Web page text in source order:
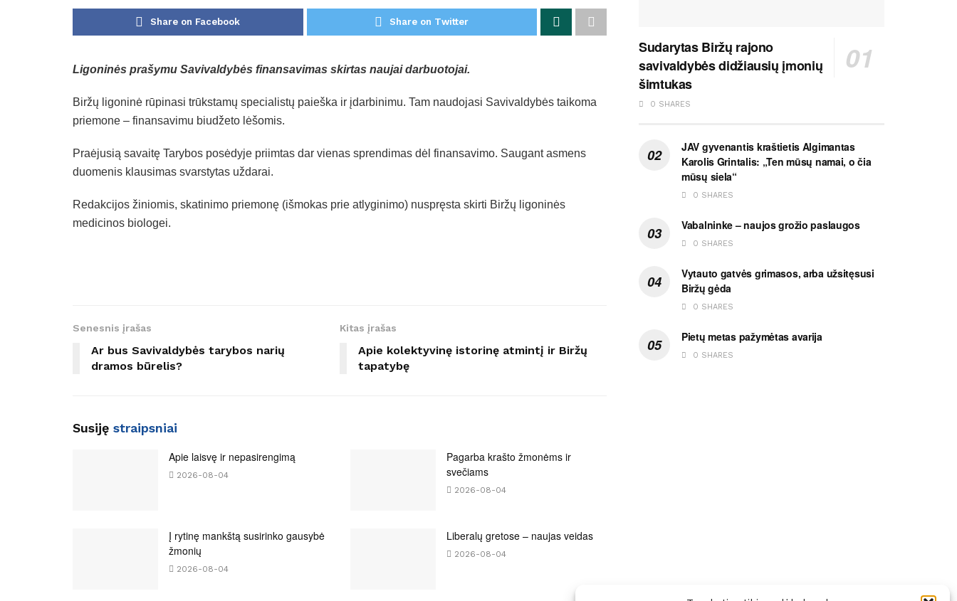
Share on Facebook Share on Twitter
Ligoninės prašymu Savivaldybės finansavimas skirtas naujai darbuotojai.
Biržų ligoninė rūpinasi trūkstamų specialistų paieška ir įdarbinimu. Tam naudojasi Savivaldybės taikoma
priemone – finansavimu biudžeto lėšomis.
Praėjusią savaitę Tarybos posėdyje priimtas dar vienas sprendimas dėl finansavimo. Saugant asmens
duomenis klausimas svarstytas uždarai.
Redakcijos žiniomis, skatinimo priemonę (išmokas prie atlyginimo) nuspręsta skirti Biržų ligoninės
medicinos biologei.
Senesnis įrašas
Ar bus Savivaldybės tarybos narių
dramos būrelis?
Kitas įrašas
Apie kolektyvinę istorinę atmintį ir Biržų
tapatybę
Susiję straipsniai
Apie laisvę ir nepasirengimą
2026-08-04
Pagarba krašto žmonėms ir
svečiams
2026-08-04
Į rytinę mankštą susirinko gausybė
žmonių
2026-08-04
Liberalų gretose – naujas veidas
2026-08-04
Sudarytas Biržų rajono
savivaldybės didžiausių įmonių
šimtukas
0 SHARES
JAV gyvenantis kraštietis Algimantas
Karolis Grintalis: „Ten mūsų namai, o čia
mūsų siela“
0 SHARES
Vabalninke – naujos grožio paslaugos
0 SHARES
Vytauto gatvės grimasos, arba užsitęsusi
Biržų gėda
0 SHARES
Pietų metas pažymėtas avarija
0 SHARES